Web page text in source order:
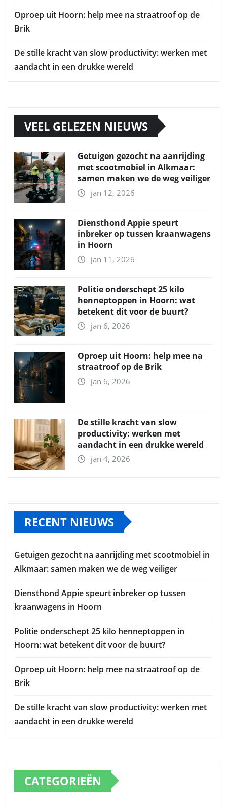
Oproep uit Hoorn: help mee na straatroof op de
Brik
De stille kracht van slow productivity: werken met
aandacht in een drukke wereld
VEEL GELEZEN NIEUWS
Getuigen gezocht na aanrijding
met scootmobiel in Alkmaar:
samen maken we de weg veiliger
jan 12, 2026
Diensthond Appie speurt
inbreker op tussen kraanwagens
in Hoorn
jan 11, 2026
Politie onderschept 25 kilo
henneptoppen in Hoorn: wat
betekent dit voor de buurt?
jan 6, 2026
Oproep uit Hoorn: help mee na
straatroof op de Brik
jan 6, 2026
De stille kracht van slow
productivity: werken met
aandacht in een drukke wereld
jan 4, 2026
RECENT NIEUWS
Getuigen gezocht na aanrijding met scootmobiel in
Alkmaar: samen maken we de weg veiliger
Diensthond Appie speurt inbreker op tussen
kraanwagens in Hoorn
Politie onderschept 25 kilo henneptoppen in
Hoorn: wat betekent dit voor de buurt?
Oproep uit Hoorn: help mee na straatroof op de
Brik
De stille kracht van slow productivity: werken met
aandacht in een drukke wereld
CATEGORIEËN